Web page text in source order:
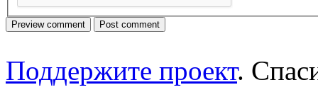
Поддержите проект.